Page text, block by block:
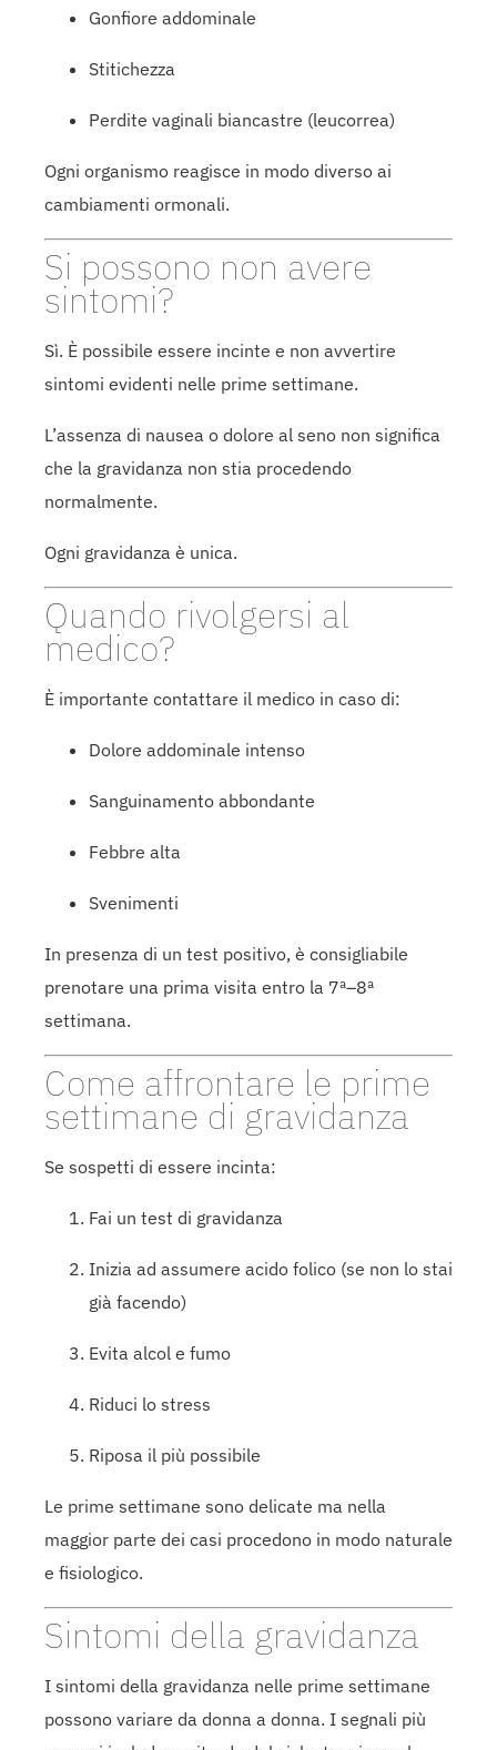
Gonfiore addominale
Stitichezza
Perdite vaginali biancastre (leucorrea)
Ogni organismo reagisce in modo diverso ai
cambiamenti ormonali.
Si possono non avere
sintomi?
Sì. È possibile essere incinte e non avvertire
sintomi evidenti nelle prime settimane.
L’assenza di nausea o dolore al seno non significa
che la gravidanza non stia procedendo
normalmente.
Ogni gravidanza è unica.
Quando rivolgersi al
medico?
È importante contattare il medico in caso di:
Dolore addominale intenso
Sanguinamento abbondante
Febbre alta
Svenimenti
In presenza di un test positivo, è consigliabile
prenotare una prima visita entro la 7ª–8ª
settimana.
Come affrontare le prime
settimane di gravidanza
Se sospetti di essere incinta:
Fai un test di gravidanza
Inizia ad assumere acido folico (se non lo stai
già facendo)
Evita alcol e fumo
Riduci lo stress
Riposa il più possibile
Le prime settimane sono delicate ma nella
maggior parte dei casi procedono in modo naturale
e fisiologico.
Sintomi della gravidanza
I sintomi della gravidanza nelle prime settimane
possono variare da donna a donna. I segnali più